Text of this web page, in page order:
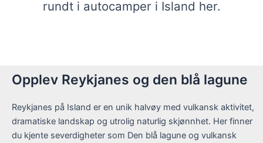
rundt i autocamper i Island her.
Opplev Reykjanes og den blå lagune
Reykjanes på Island er en unik halvøy med vulkansk aktivitet,
dramatiske landskap og utrolig naturlig skjønnhet. Her finner
du kjente severdigheter som Den blå lagune og vulkansk